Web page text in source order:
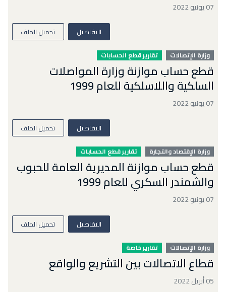
07 يونيو 2022
التفاصيل تحميل الملف
وزارة الإتصالات تقارير قطع الحسابات
قطع حساب موازنة وزارة المواصلات
السلكية واللاسلكية للعام 1999
07 يونيو 2022
التفاصيل تحميل الملف
وزارة الإقتصاد والتجارة تقارير قطع الحسابات
قطع حساب موازنة المديرية العامة للحبوب
والشمندر السكري للعام 1999
07 يونيو 2022
التفاصيل تحميل الملف
وزارة الإتصالات تقارير خاصة
قطاع الاتصالات بين التشريع والواقع
05 أبريل 2022